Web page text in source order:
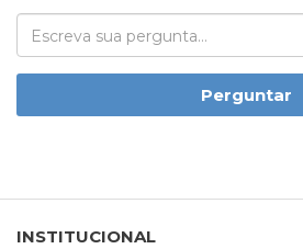
Perguntar
INSTITUCIONAL